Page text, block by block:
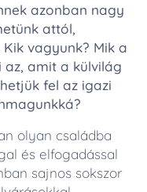
azonban nagy
attól,
vagyunk? Mik a
az, amit a külvilág
fel az igazi
olyan családba
és elfogadással
sajnos sokszor